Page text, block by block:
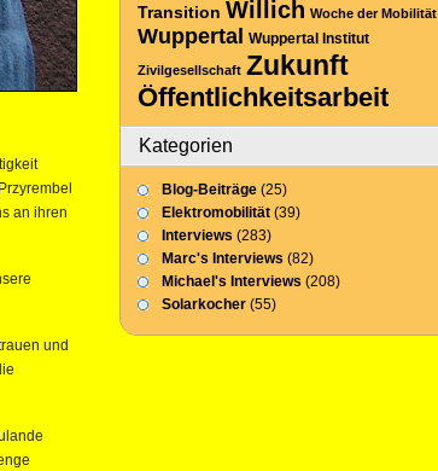
an ihren
und
Transition Willich Woche der Mobilität
Wuppertal Wuppertal Institut
Zivilgesellschaft Zukunft
Öffentlichkeitsarbeit
Kategorien
Blog-Beiträge (25)
Elektromobilität (39)
Interviews (283)
Marc's Interviews (82)
Michael's Interviews (208)
Solarkocher (55)